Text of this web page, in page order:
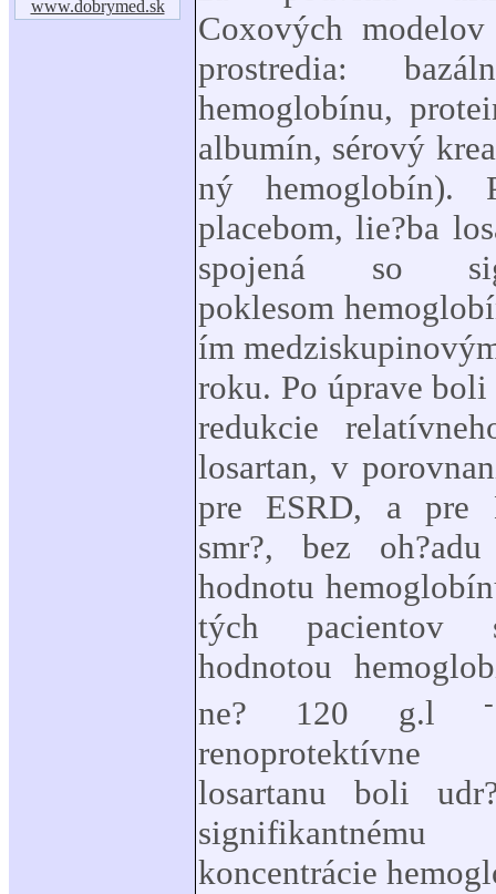
www.dobrymed.sk
Coxových
prostredia:
hemoglobínu,
albumín, sérový
ný hemoglobín).
placebom, lie?ba
spojená so
poklesom
ím
roku. Po úprave
redukcie
losartan, v
pre ESRD, a pre
smr?, bez
hodnotu
tých pacientov
hodnotou
ne? 120 g.l
losartanu boli
koncentrácie